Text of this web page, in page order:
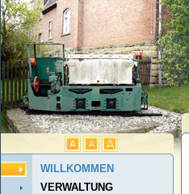
WILLKOMMEN
VERWALTUNG